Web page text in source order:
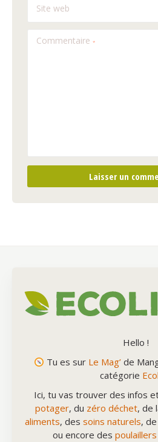
Site web
Commentaire *
Hello !
Tu es sur Le Mag’de
catégorie
Ici, tu vas trouver des infos
potager, du zéro déchet, de
aliments, des soins naturels,
ou encore des